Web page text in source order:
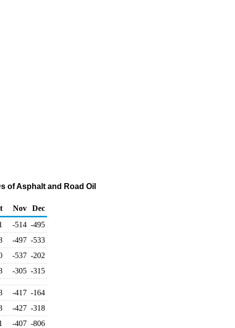
of Asphalt and Road Oil
Nov
Dec
-514 -495
-497 -533
-537 -202
-305 -315
-417 -164
-427 -318
-407 -806